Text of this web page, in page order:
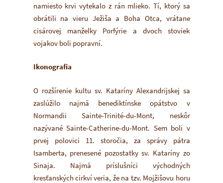
namiesto krvi vytekalo z rán mlieko. Tí, ktorý sa
obrátili na vieru Ježiša a Boha Otca, vrátane
cisárovej manželky Porfýrie a dvoch stoviek
vojakov boli popravní.
Ikonografia
O rozšírenie kultu sv. Kataríny Alexandrijskej sa
zaslúžilo najmä benediktínske opátstvo v
Normandii Sainte-Trinité-du-Mont, neskôr
nazývané Sainte-Catherine-du-Mont. Sem boli v
prvej polovici 11. storočia, za správy pátra
Isamberta, prenesené pozostatky sv. Kataríny zo
Sinaja. Najmä príslušníci východných
kresťanských cirkví veria, že na tzv. Mojžišovu horu